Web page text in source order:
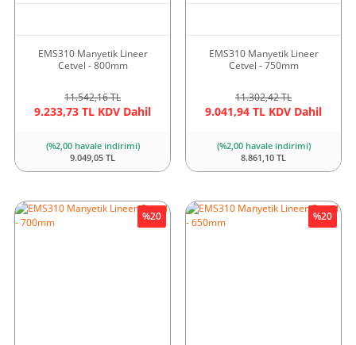
EMS310 Manyetik Lineer
Cetvel - 800mm
11.542,16 TL
9.233,73 TL KDV Dahil
(%2,00 havale indirimi)
9.049,05 TL
EMS310 Manyetik Lineer
Cetvel - 750mm
11.302,42 TL
9.041,94 TL KDV Dahil
(%2,00 havale indirimi)
8.861,10 TL
%20 %20